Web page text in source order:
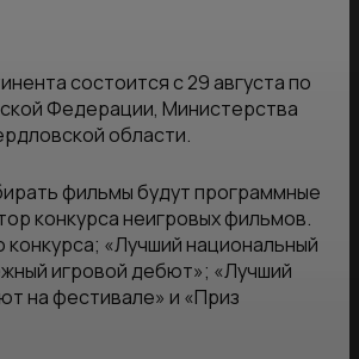
состоится с 29 августа по
Федерации, Министерства
области.
фильмы будут программные
конкурса неигровых фильмов.
«Лучший национальный
игровой дебют»; «Лучший
на фестивале» и «Приз